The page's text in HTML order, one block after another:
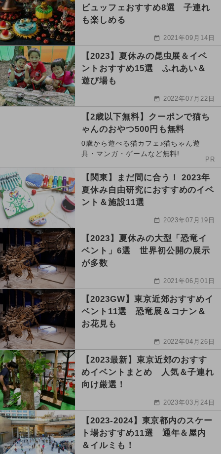
ビュッフェおすすめ8選 子連れ
も楽しめる
2021年09月14日
【2023】夏休みの昆虫展＆イベ
ントおすすめ15選 ふれあい＆
遊び場も
2022年07月22日
【2歳以下無料】クーポンで猫ち
ゃんのおやつ500円も無料
0歳から遊べる猫カフェ♪猫ちゃん遊
具・マンガ・ゲームなど無料!
PR
【関東】まだ間に合う！ 2023年
夏休み自由研究におすすめのイベ
ント＆施設11選
2023年07月19日
【2023】夏休みの大型「恐竜イ
ベント」6選 世界初公開の展示
が多数
2021年06月01日
【2023GW】東京近郊おすすめイ
ベント11選 恐竜展＆コナン＆
お花見も
2022年04月26日
【2023最新】東京近郊のおすす
めイベントまとめ 人気＆子連れ
向け厳選！
2023年03月24日
【2023-2024】東京都内のスケー
ト場おすすめ11選 通年＆屋内
＆イルミも！